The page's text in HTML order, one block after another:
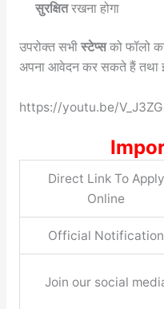
सुरक्षितरखना होगा
उपरोक्त सभी स्टेप्सको फॉलो
अपना आवेदन कर सकते हैं तथा
https://youtu.be/
Direct Link To Apply
Online
Official Notification
Join our social